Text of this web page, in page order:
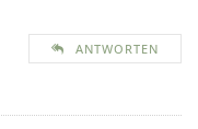
ANTWORTEN